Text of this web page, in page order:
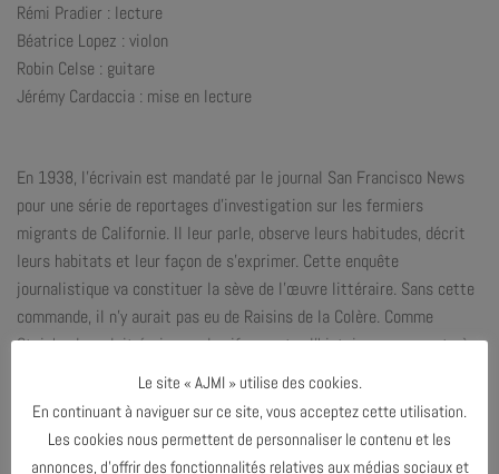
Rémi Pradier : lecture
Béatrice Lopez : violon
Robin Celse : guitare
Jérémy Cardaccia : mise en lecture
En 1938, l’écrivain est mandaté par le journal San Francisco News
pour une série de reportages d’investigation sur les fermiers
migrants de Californie. Il leur parle, observe leurs habitudes, décrit
leurs habitats et leur façon de s’exprimer. Cette enquête
journalistique va constituer la sève de l’œuvre littéraire. Sans cette
commande, il n’y aurait pas eu de Raisins de la Colère. Comme
Steinbeck voulait écrire sur le vif, raconter l’histoire au moment où
elle se fait, il n’a mis que cent jours pour boucler son récit. Roman
populaire, Les Raisins de la colère est aussi un brûlot politique et
écologique. L’auteur y dénonce la mécanisation du travail qui éloigne
le paysan de son environnement, la surexploitation des sols et leur
Le site « AJMI » utilise des cookies.
En continuant à naviguer sur ce site, vous acceptez cette utilisation.
Les cookies nous permettent de personnaliser le contenu et les
annonces, d’offrir des fonctionnalités relatives aux médias sociaux et